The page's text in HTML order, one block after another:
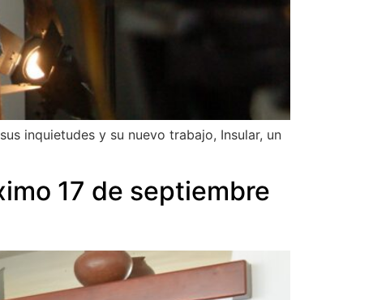
inquietudes y su nuevo trabajo, Insular, un
17 de septiembre